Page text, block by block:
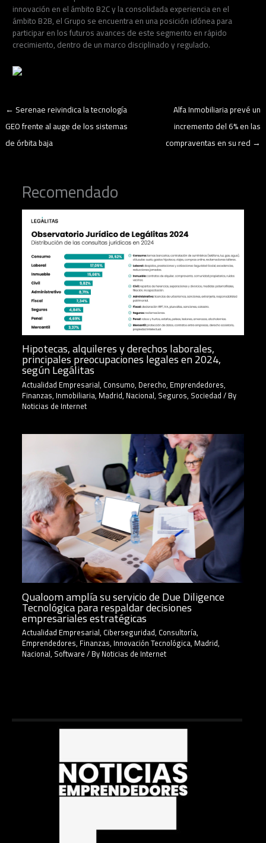
innovación en el ámbito B2C y la consolidada experiencia en el
ámbito B2B, el Grupo se encuentra en una posición idónea para
participar en los futuros avances de este segmento en rápido
crecimiento, dentro de un marco disciplinado y regulado.
← Serenae reivindica la tecnología
GEO frente al auge de los sistemas
de órbita baja
Alfa Inmobiliaria prevé un
incremento del 6% en las
compraventas en su red →
Recomendado
Hipotecas, alquileres y derechos laborales,
principales preocupaciones legales en 2024,
según Legálitas
Actualidad Empresarial, Consumo, Derecho, Emprendedores,
Finanzas, Inmobiliaria, Madrid, Nacional, Seguros, Sociedad/ By
Noticias de Internet
Qualoom amplía su servicio de Due Diligence
Tecnológica para respaldar decisiones
empresariales estratégicas
Actualidad Empresarial, Ciberseguridad, Consultoría,
Emprendedores, Finanzas, Innovación Tecnológica, Madrid,
Nacional, Software/ ByNoticias de Internet